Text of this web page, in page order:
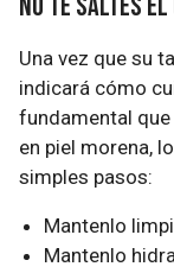
Una vez que su
indicará cómo
fundamental
en piel morena,
simples pasos:
Mantenlo
Mantenlo